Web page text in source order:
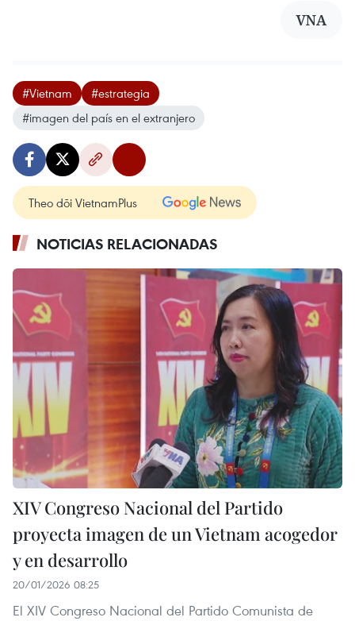
VNA
#Vietnam
#estrategia
#imagen del país en el extranjero
Theo dõi VietnamPlus
NOTICIAS RELACIONADAS
XIV Congreso Nacional del Partido
proyecta imagen de un Vietnam acogedor
y en desarrollo
20/01/2026 08:25
El XIV Congreso Nacional del Partido Comunista de